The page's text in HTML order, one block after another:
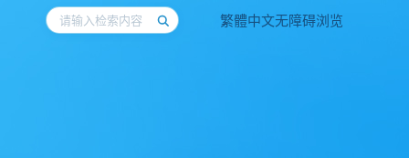
繁體中文无障碍浏览